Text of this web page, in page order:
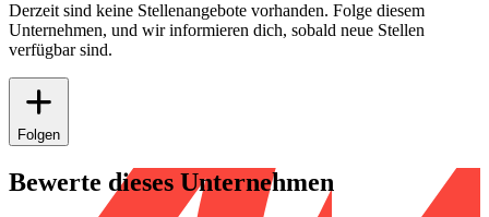
Derzeit sind keine Stellenangebote vorhanden. Folge diesem
Unternehmen, und wir informieren dich, sobald neue Stellen
verfügbar sind.
Folgen
Bewerte dieses Unternehmen